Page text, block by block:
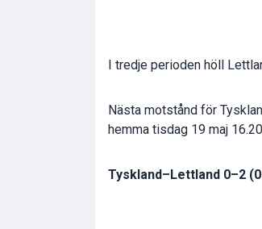
I tredje perioden höll
Nästa motstånd för
hemma tisdag 19 maj
Tyskland–Lettland 0–2